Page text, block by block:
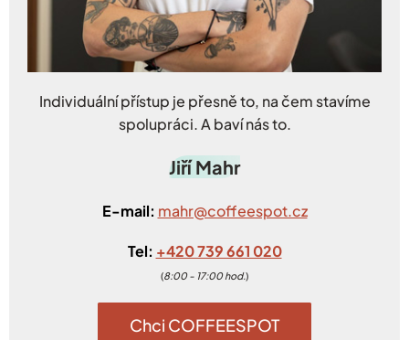
Individuální přístup je přesně to, na čem stavíme
spolupráci. A baví nás to.
Jiří Mahr
E-mail: mahr@coffeespot.cz
Tel: +420 739 661 020
(8:00 - 17:00 hod.)
Chci COFFEESPOT